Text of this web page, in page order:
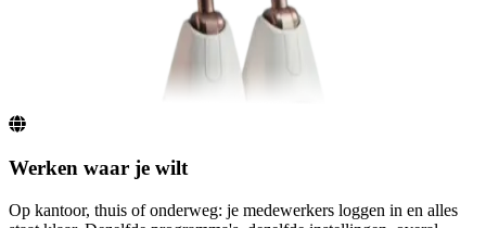
Werken waar je wilt
Op kantoor, thuis of onderweg: je medewerkers loggen in en alles